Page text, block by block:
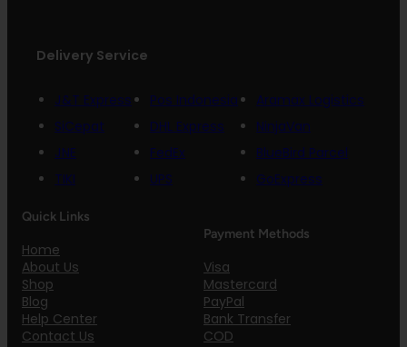
Delivery Service
J&T Express
SiCepat
JNE
TIKI
Pos Indonesia
DHL Express
FedEx
UPS
Aramax Logistics
NinjaVan
BlueBird Parcel
GoExpress
Quick Links
Home
About Us
Shop
Blog
Help Center
Contact Us
Payment Methods
Visa
Mastercard
PayPal
Bank Transfer
COD